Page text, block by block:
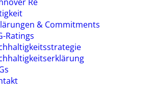
& Commitments
Ratings